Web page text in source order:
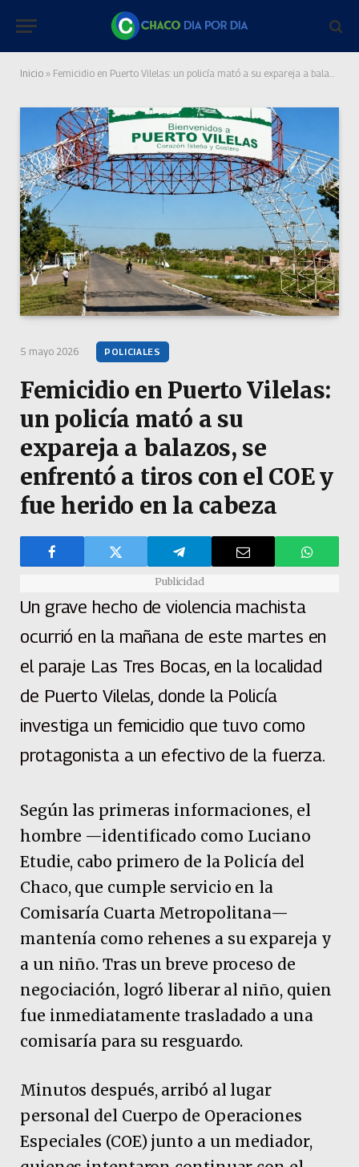
Inicio » Femicidio en Puerto Vilelas: un policía mató a su expareja a balazos, se enfrentó a tiros con el COE y fue herido en la cabeza
5 mayo 2026 POLICIALES
Femicidio en Puerto Vilelas:
un policía mató a su
expareja a balazos, se
enfrentó a tiros con el COE y
fue herido en la cabeza
Publicidad
Un grave hecho de violencia machista
ocurrió en la mañana de este martes en
el paraje Las Tres Bocas, en la localidad
de Puerto Vilelas, donde la Policía
investiga un femicidio que tuvo como
protagonista a un efectivo de la fuerza.
Según las primeras informaciones, el
hombre —identificado como Luciano
Etudie, cabo primero de la Policía del
Chaco, que cumple servicio en la
Comisaría Cuarta Metropolitana—
mantenía como rehenes a su expareja y
a un niño. Tras un breve proceso de
negociación, logró liberar al niño, quien
fue inmediatamente trasladado a una
comisaría para su resguardo.
Minutos después, arribó al lugar
personal del Cuerpo de Operaciones
Especiales (COE) junto a un mediador,